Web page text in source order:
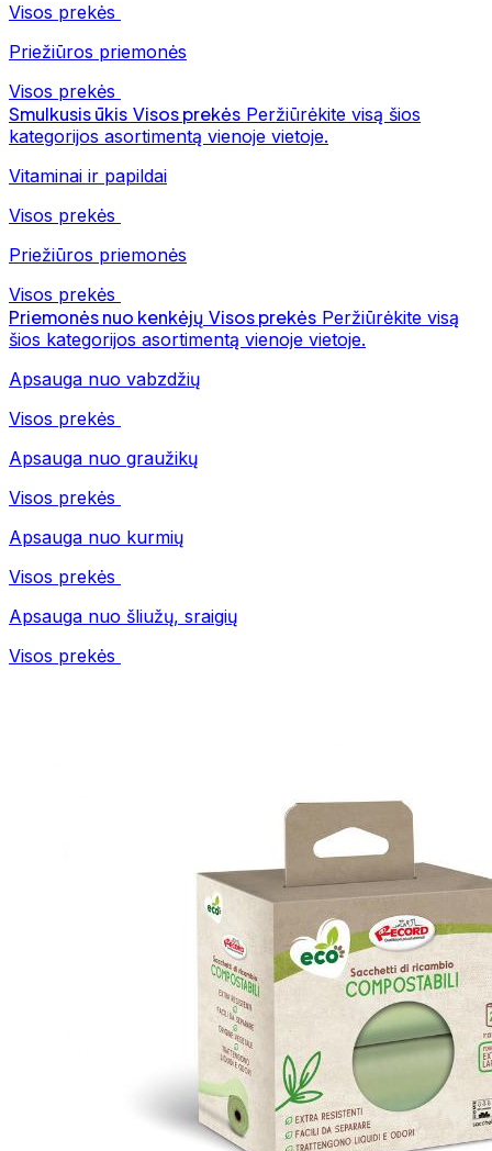
Visos prekės
Priežiūros priemonės
Visos prekės
Smulkusis ūkis Visos prekės Peržiūrėkite visą šios
kategorijos asortimentą vienoje vietoje.
Vitaminai ir papildai
Visos prekės
Priežiūros priemonės
Visos prekės
Priemonės nuo kenkėjų Visos prekės Peržiūrėkite visą
šios kategorijos asortimentą vienoje vietoje.
Apsauga nuo vabzdžių
Visos prekės
Apsauga nuo graužikų
Visos prekės
Apsauga nuo kurmių
Visos prekės
Apsauga nuo šliužų, sraigių
Visos prekės